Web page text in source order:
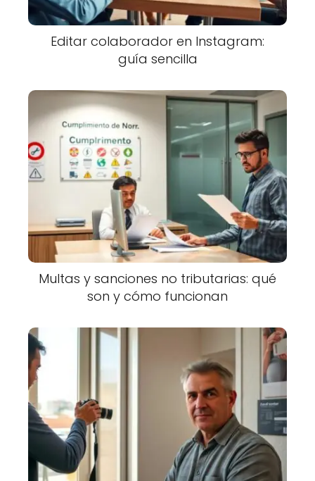
Editar colaborador en Instagram:
guía sencilla
Multas y sanciones no tributarias: qué
son y cómo funcionan